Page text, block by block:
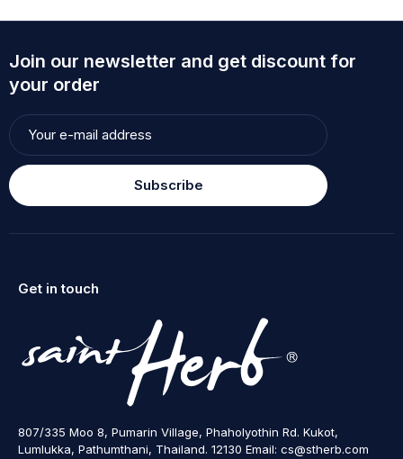
Join our newsletter and get discount for
your order
Subscribe
Get in touch
807/335 Moo 8, Pumarin Village, Phaholyothin Rd. Kukot,
Lumlukka, Pathumthani, Thailand. 12130 Email: cs@stherb.com